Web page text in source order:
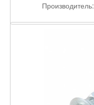
Производитель: